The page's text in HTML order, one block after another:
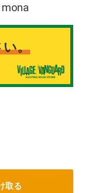
mona
い。
取る